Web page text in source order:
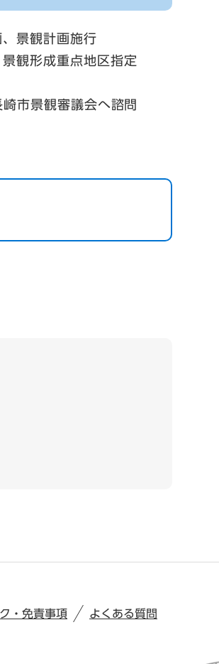
景観計画施行
観形成重点地区指定
市景観審議会へ諮問
・免責事項 よくある質問